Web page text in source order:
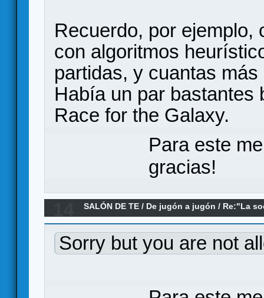
Recuerdo, por ejemplo,
con algoritmos
partidas, y cuantas
Había un par bastantes
Race for the Galaxy.
Para este
gracias!
SALÓN DE TE / De jugón a jugón / Re:"La
Sorry but you are not